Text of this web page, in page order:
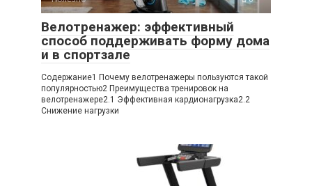
Велотренажер: эффективный
способ поддерживать форму дома
и в спортзале
Содержание1 Почему велотренажеры пользуются такой
популярностью2 Преимущества тренировок на
велотренажере2.1 Эффективная кардионагрузка2.2
Снижение нагрузки